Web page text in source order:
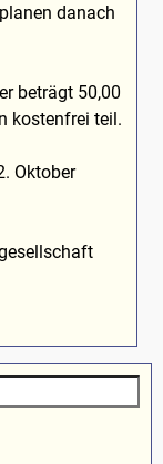
danach
beträgt 50,00
kostenfrei teil.
Oktober